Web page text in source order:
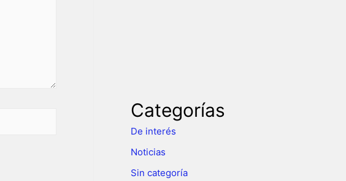
Categorías
De interés
Noticias
Sin categoría